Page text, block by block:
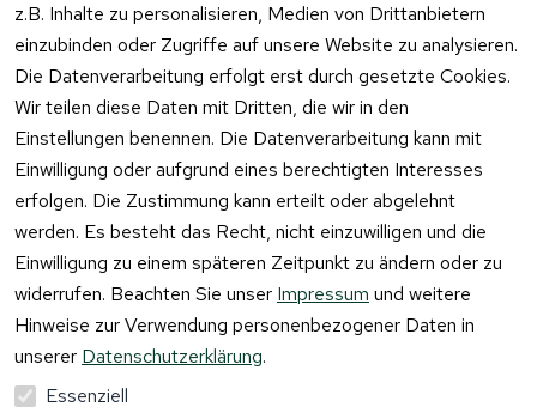
z.B. Inhalte zu personalisieren, Medien von Drittanbietern
einzubinden oder Zugriffe auf unsere Website zu analysieren.
Die Datenverarbeitung erfolgt erst durch gesetzte Cookies.
Wir teilen diese Daten mit Dritten, die wir in den
Einstellungen benennen. Die Datenverarbeitung kann mit
Einwilligung oder aufgrund eines berechtigten Interesses
erfolgen. Die Zustimmung kann erteilt oder abgelehnt
werden. Es besteht das Recht, nicht einzuwilligen und die
Einwilligung zu einem späteren Zeitpunkt zu ändern oder zu
widerrufen. Beachten Sie unser Impressum und weitere
Hinweise zur Verwendung personenbezogener Daten in
unserer Datenschutzerklärung.
Essenziell
Vertrag
widerrufen